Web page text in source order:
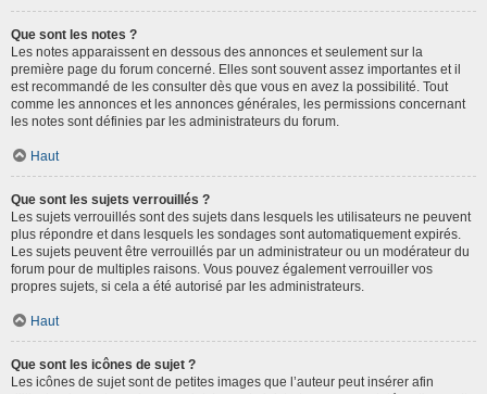
Que sont les notes ?
Les notes apparaissent en dessous des annonces et seulement sur la
première page du forum concerné. Elles sont souvent assez importantes et il
est recommandé de les consulter dès que vous en avez la possibilité. Tout
comme les annonces et les annonces générales, les permissions concernant
les notes sont définies par les administrateurs du forum.
Haut
Que sont les sujets verrouillés ?
Les sujets verrouillés sont des sujets dans lesquels les utilisateurs ne peuvent
plus répondre et dans lesquels les sondages sont automatiquement expirés.
Les sujets peuvent être verrouillés par un administrateur ou un modérateur du
forum pour de multiples raisons. Vous pouvez également verrouiller vos
propres sujets, si cela a été autorisé par les administrateurs.
Haut
Que sont les icônes de sujet ?
Les icônes de sujet sont de petites images que l’auteur peut insérer afin